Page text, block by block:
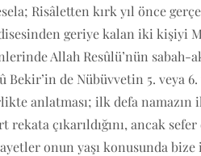
Risâletten kırk yıl önce
geriye kalan iki kişiyi
Allah Resûlü’nün sabah-
Bekir’in de Nübüvvetin 5. veya
anlatması; ilk defa namazın
rekata çıkarıldığını, ancak
onun yaşı konusunda